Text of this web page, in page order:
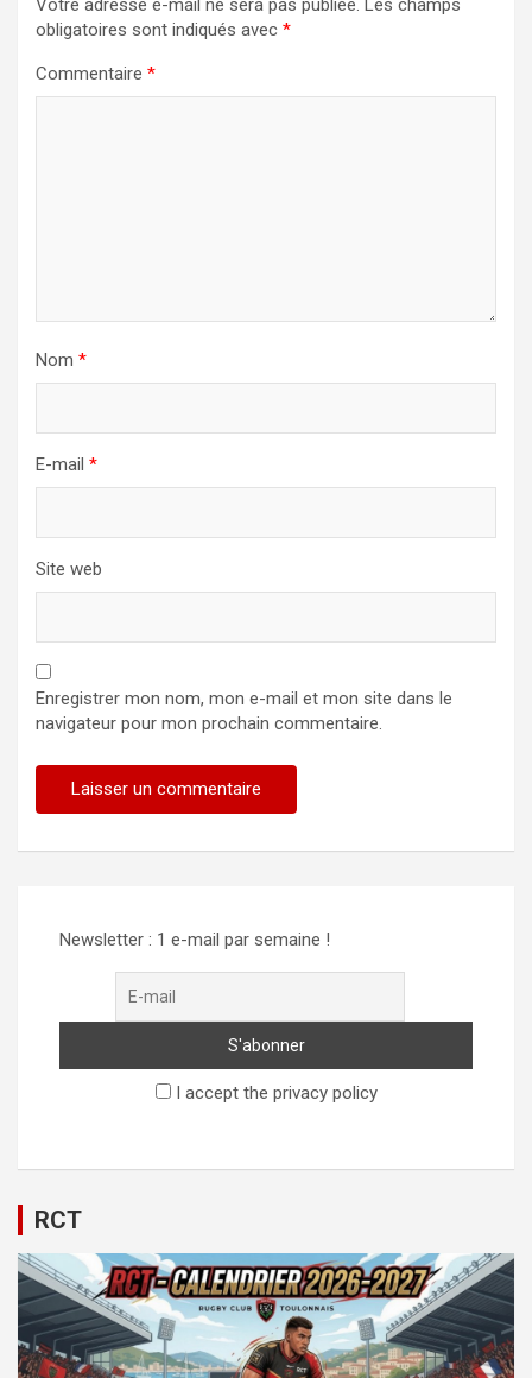
Votre adresse e-mail ne sera pas publiée. Les champs
obligatoires sont indiqués avec *
Commentaire *
Nom *
E-mail *
Site web
Enregistrer mon nom, mon e-mail et mon site dans le
navigateur pour mon prochain commentaire.
Newsletter : 1 e-mail par semaine !
I accept the privacy policy
RCT